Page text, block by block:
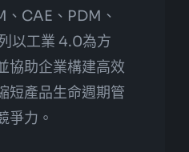
CAE、PDM、
以工業 4.0為方
協助企業構建高效
短產品生命週期管
爭力。